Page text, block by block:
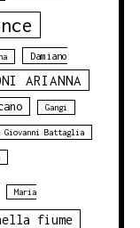
Damiano
ARIANNA
Gangi
Giovanni Battaglia
Maria
fiume